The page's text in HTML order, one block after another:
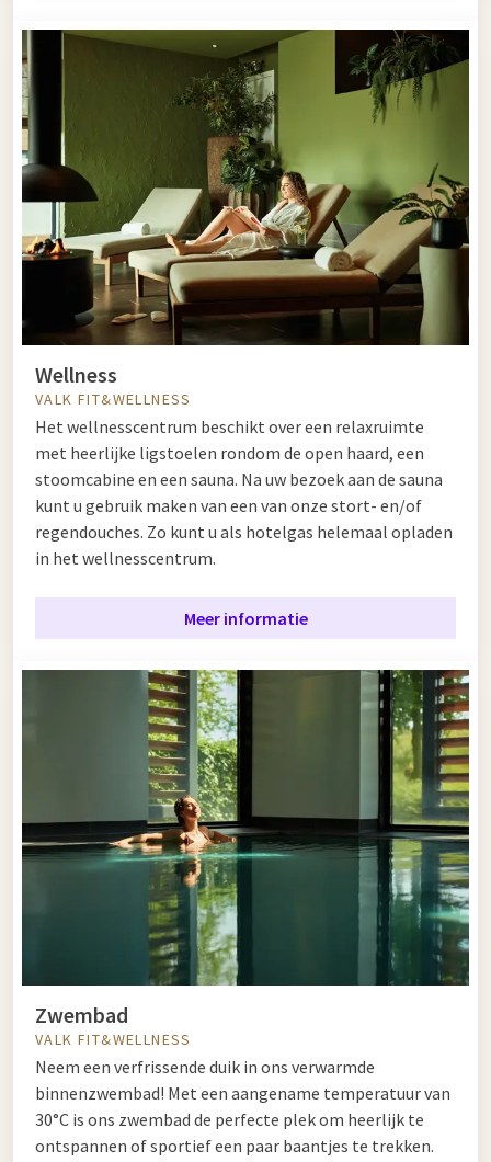
Wellness
VALK FIT&WELLNESS
Het wellnesscentrum beschikt over een relaxruimte
met heerlijke ligstoelen rondom de open haard, een
stoomcabine en een sauna. Na uw bezoek aan de sauna
kunt u gebruik maken van een van onze stort- en/of
regendouches. Zo kunt u als hotelgas helemaal opladen
in het wellnesscentrum.
Meer informatie
Zwembad
VALK FIT&WELLNESS
Neem een verfrissende duik in ons verwarmde
binnenzwembad! Met een aangename temperatuur van
30°C is ons zwembad de perfecte plek om heerlijk te
ontspannen of sportief een paar baantjes te trekken.